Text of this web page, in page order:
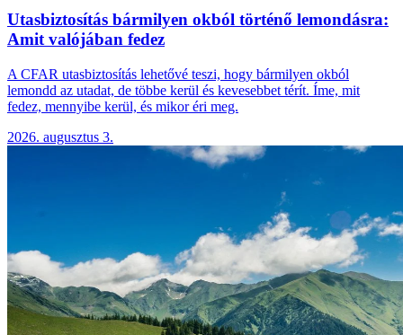
Utasbiztosítás bármilyen okból történő lemondásra:
Amit valójában fedez
A CFAR utasbiztosítás lehetővé teszi, hogy bármilyen okból
lemondd az utadat, de többe kerül és kevesebbet térít. Íme, mit
fedez, mennyibe kerül, és mikor éri meg.
2026. augusztus 3.